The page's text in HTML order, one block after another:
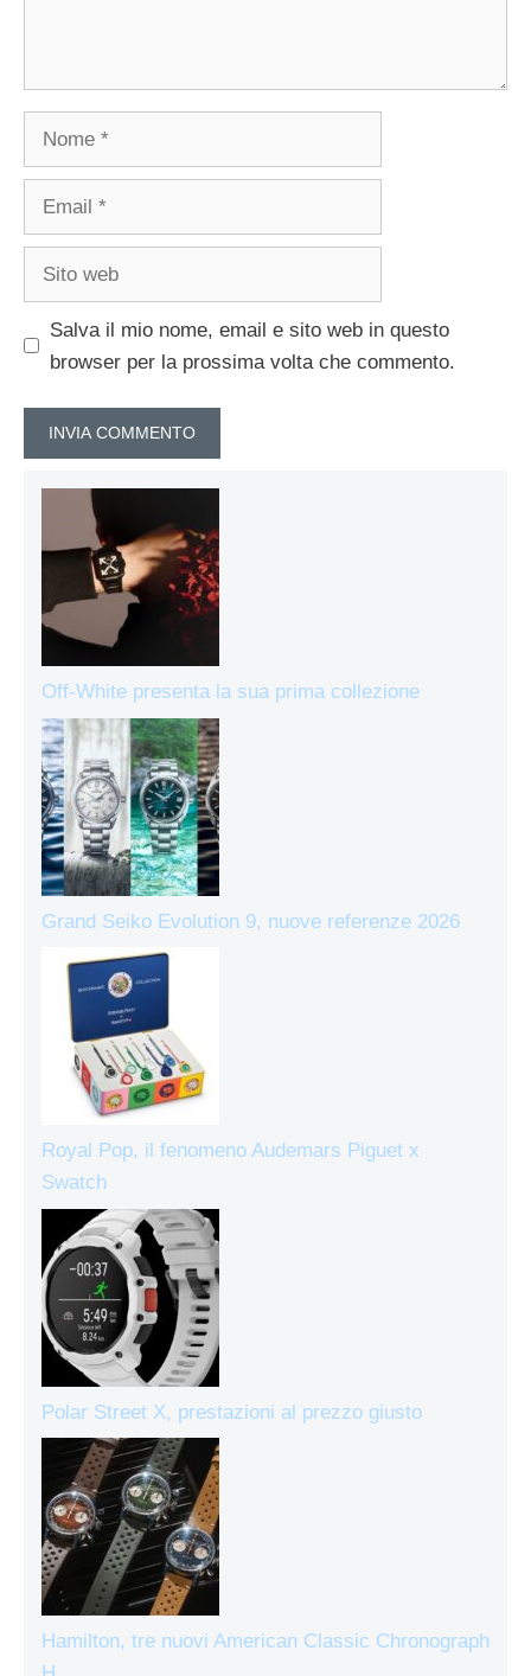
Salva il mio nome, email e sito web in questo
browser per la prossima volta che commento.
Off-White presenta la sua prima collezione
Grand Seiko Evolution 9, nuove referenze 2026
Royal Pop, il fenomeno Audemars Piguet x
Swatch
Polar Street X, prestazioni al prezzo giusto
Hamilton, tre nuovi American Classic Chronograph